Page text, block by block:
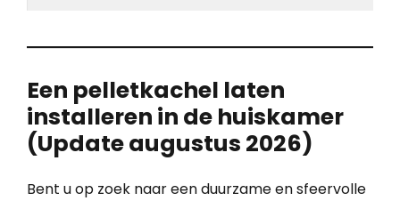
Een pelletkachel laten
installeren in de huiskamer
(Update augustus 2026)
Bent u op zoek naar een duurzame en sfeervolle